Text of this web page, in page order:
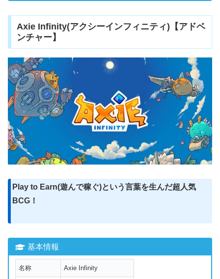
Axie Infinity(アクシーインフィニティ)【アドベ
ンチャー】
Play to Earn(遊んで稼ぐ)という言葉を生んだ超人気
BCG！
基本情報
名称 Axie Infinity